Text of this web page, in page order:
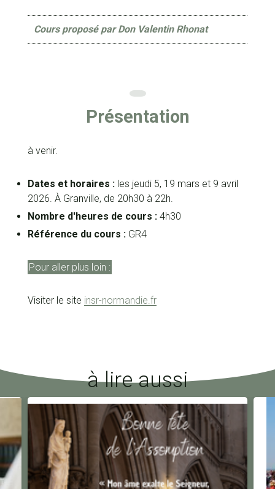
Cours proposé par Don Valentin Rhonat
Présentation
à venir.
Dates et horaires : les jeudi 5, 19 mars et 9 avril
2026. À Granville, de 20h30 à 22h.
Nombre d'heures de cours : 4h30
Référence du cours :GR4
Pour aller plus loin :
Visiter le site insr-normandie.fr
à lire aussi